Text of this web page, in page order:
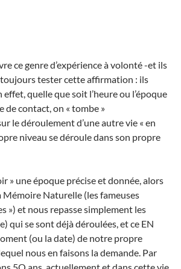
ce genre d’expérience à volonté -et ils
tester cette affirmation : ils
quelle que soit l’heure ou l’époque
de contact, on « tombe »
le déroulement d’une autre vie « en
niveau se déroule dans son propre
» une époque précise et donnée, alors
Mémoire Naturelle (les fameuses
») et nous repasse simplement les
qui se sont déjà déroulées, et ce EN
(ou la date) de notre propre
nous en faisons la demande. Par
5O ans, actuellement et dans cette vie,